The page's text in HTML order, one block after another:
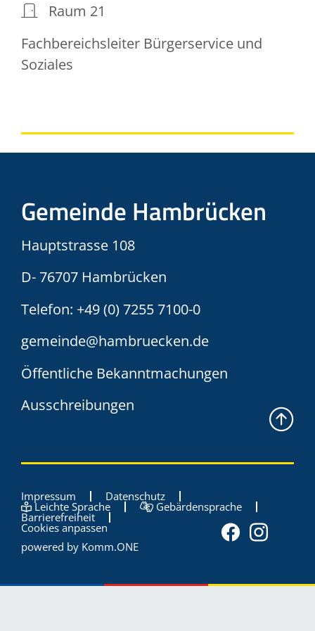
Raum 21
Fachbereichsleiter Bürgerservice und
Soziales
Gemeinde Hambrücken
Hauptstrasse 108
D- 76707 Hambrücken
Telefon: +49 (0) 7255 7100-0
gemeinde@hambruecken.de
Öffentliche Bekanntmachungen
Ausschreibungen
Impressum Datenschutz
Leichte Sprache Gebärdensprache
Barrierefreiheit
Cookies anpassen
powered by Komm.ONE